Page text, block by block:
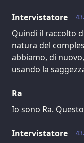
Intervistatore
Quindi il raccolto
natura del
abbiamo, di
usando la
Ra
Io sono Ra.
Intervistatore